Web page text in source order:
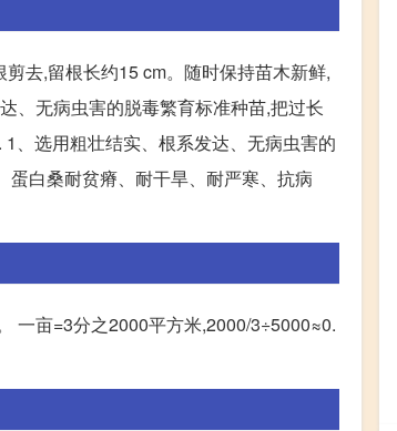
去,留根长约15 cm。随时保持苗木新鲜,
、无病虫害的脱毒繁育标准种苗,把过长
、选用粗壮结实、根系发达、无病虫害的
白桑耐贫瘠、耐干旱、耐严寒、抗病
一亩=3分之2000平方米,2000/3÷5000≈0.